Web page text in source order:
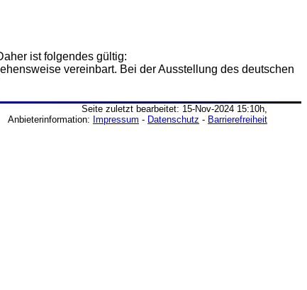
ist folgendes gültig:
vereinbart. Bei der Ausstellung des deutschen
Seite zuletzt bearbeitet: 15-Nov-2024 15:10h,
Anbieterinformation: Impressum - Datenschutz - Barrierefreiheit